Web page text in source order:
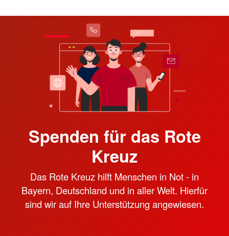
Spenden für das Rote
Kreuz
Das Rote Kreuz hilft Menschen in Not - in
Bayern, Deutschland und in aller Welt. Hierfür
sind wir auf Ihre Unterstützung angewiesen.